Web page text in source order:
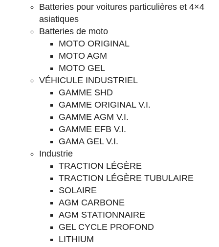
Batteries pour voitures particulières et 4×4
asiatiques
Batteries de moto
MOTO ORIGINAL
MOTO AGM
MOTO GEL
VÉHICULE INDUSTRIEL
GAMME SHD
GAMME ORIGINAL V.I.
GAMME AGM V.I.
GAMME EFB V.I.
GAMA GEL V.I.
Industrie
TRACTION LÉGÈRE
TRACTION LÉGÈRE TUBULAIRE
SOLAIRE
AGM CARBONE
AGM STATIONNAIRE
GEL CYCLE PROFOND
LITHIUM